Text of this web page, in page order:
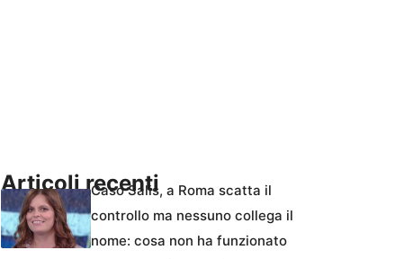
Articoli recentiCaso Salis, a Roma scatta il
controllo ma nessuno collega il
nome: cosa non ha funzionato